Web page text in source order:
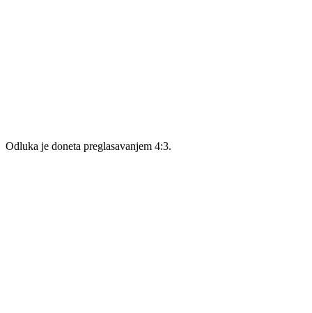
Odluka je doneta preglasavanjem 4:3.